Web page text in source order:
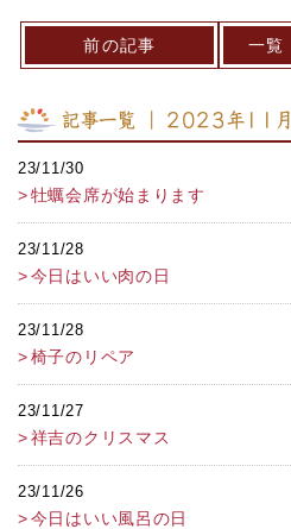
前の記事 一覧
記事一覧 ｜ 2023年11月
23/11/30
牡蠣会席が始まります
23/11/28
今日はいい肉の日
23/11/28
椅子のリペア
23/11/27
祥吉のクリスマス
23/11/26
今日はいい風呂の日